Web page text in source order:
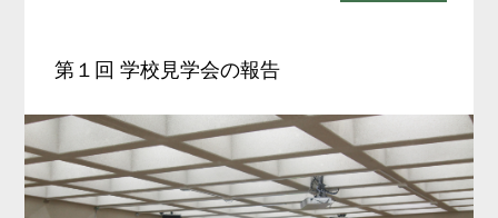
第１回 学校見学会の報告